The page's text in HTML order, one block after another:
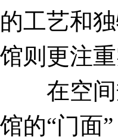
的工艺和
馆则更注
在空间规
馆的“门面